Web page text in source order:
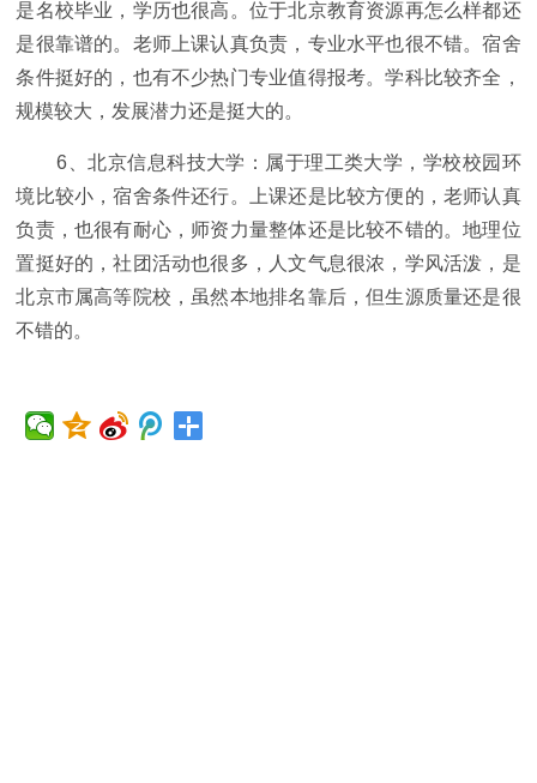
是名校毕业，学历也很高。位于北京教育资源再怎么样都还
是很靠谱的。老师上课认真负责，专业水平也很不错。宿舍
条件挺好的，也有不少热门专业值得报考。学科比较齐全，
规模较大，发展潜力还是挺大的。
6、北京信息科技大学：属于理工类大学，学校校园环
境比较小，宿舍条件还行。上课还是比较方便的，老师认真
负责，也很有耐心，师资力量整体还是比较不错的。地理位
置挺好的，社团活动也很多，人文气息很浓，学风活泼，是
北京市属高等院校，虽然本地排名靠后，但生源质量还是很
不错的。